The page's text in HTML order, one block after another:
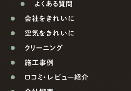
よくある質問
会社をきれいに
空気をきれいに
クリーニング
施工事例
口コミ・レビュー紹介